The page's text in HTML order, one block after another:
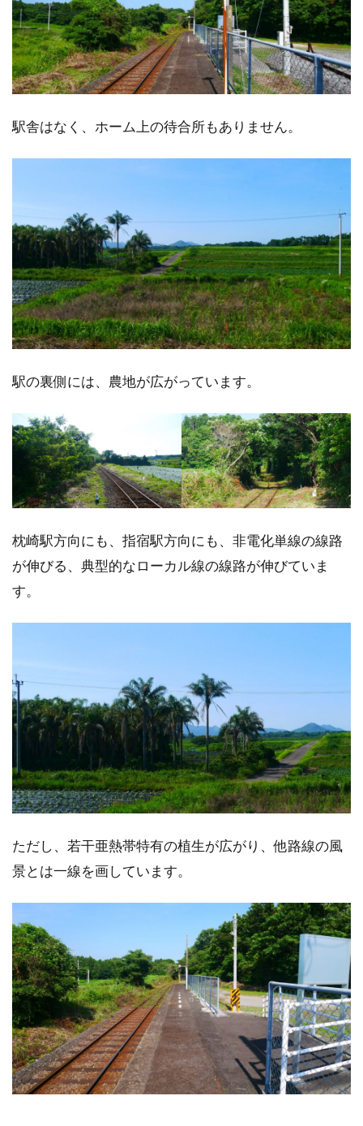
駅舎はなく、ホーム上の待合所もありません。
駅の裏側には、農地が広がっています。
枕崎駅方向にも、指宿駅方向にも、非電化単線の線路
が伸びる、典型的なローカル線の線路が伸びていま
す。
ただし、若干亜熱帯特有の植生が広がり、他路線の風
景とは一線を画しています。